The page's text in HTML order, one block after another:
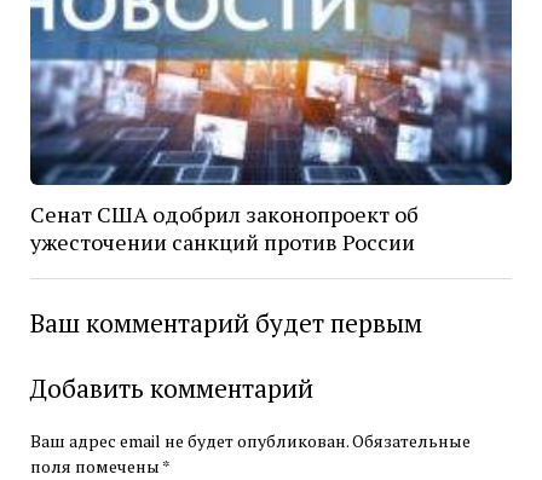
Сенат США одобрил законопроект об
ужесточении санкций против России
Ваш комментарий будет первым
Добавить комментарий
Ваш адрес email не будет опубликован.Обязательные
поля помечены *